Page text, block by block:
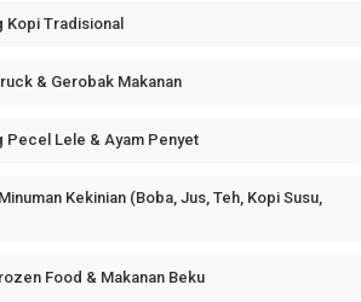
Kopi Tradisional
& Gerobak Makanan
Pecel Lele & Ayam Penyet
Kekinian (Boba, Jus, Teh, Kopi Susu,
Food & Makanan Beku